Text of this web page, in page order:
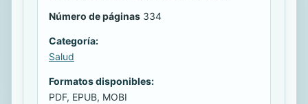
Número de páginas 334
Categoría:
Salud
Formatos disponibles:
PDF, EPUB, MOBI